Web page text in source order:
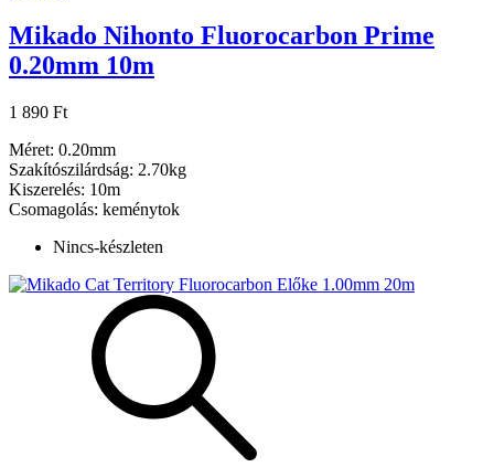
Mikado Nihonto Fluorocarbon Prime
0.20mm 10m
1 890 Ft
Méret: 0.20mm
Szakítószilárdság: 2.70kg
Kiszerelés: 10m
Csomagolás: keménytok
Nincs-készleten